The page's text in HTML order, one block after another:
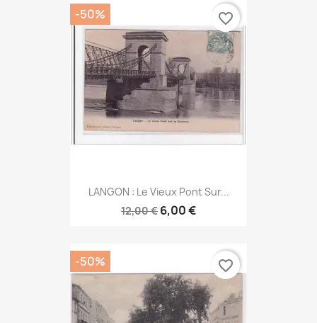
LANGON : Le Vieux Pont Sur...
12,00 € 6,00 €
-50% favorite_border
-50% favorite_border